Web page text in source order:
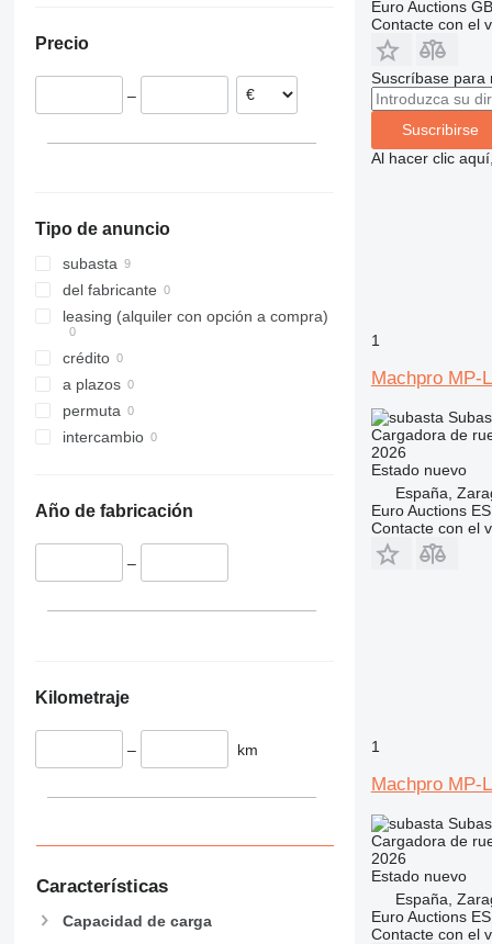
962
966
990
992
F-series
G-series
IT
NR
Precio
–
Tipo de anuncio
subasta
del fabricante
leasing (alquiler con opción a compra)
crédito
a plazos
permuta
intercambio
Año de fabricación
–
Kilometraje
– km
Características
Capacidad de carga
Euro Auctions GB
Contacte con el
Suscríbase para
Suscribirse
Al hacer clic
1
Machpro MP-
Cargadora de
2026
Estadonuevo
España,
Euro Auctions ES
Contacte con el
1
Machpro MP-
Cargadora de
2026
Estadonuevo
España,
Euro Auctions ES
Contacte con el